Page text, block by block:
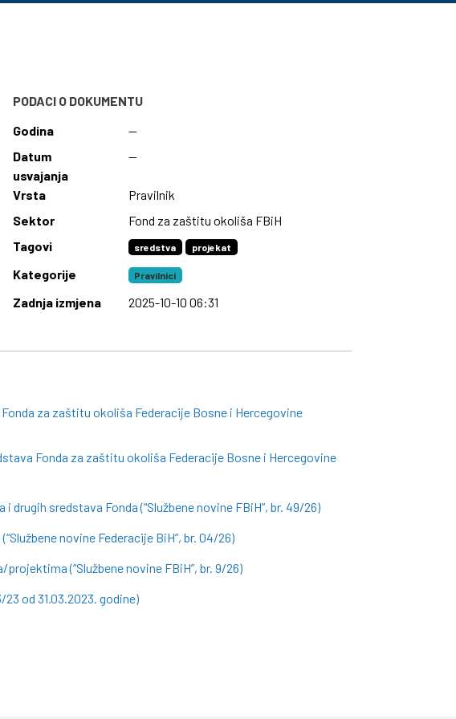
PODACI O DOKUMENTU
Godina
—
Datum
usvajanja
—
Vrsta
Pravilnik
Sektor
Fond za zaštitu okoliša FBiH
Tagovi
sredstva projekat
Kategorije Pravilnici
Zadnja izmjena 2025-10-10 06:31
za zaštitu okoliša Federacije Bosne i Hercegovine
Fonda za zaštitu okoliša Federacije Bosne i Hercegovine
sredstava Fonda (“Službene novine FBiH”, br. 49/26)
novine Federacije BiH”, br. 04/26)
(“Službene novine FBiH”, br. 9/26)
od 31.03.2023. godine)